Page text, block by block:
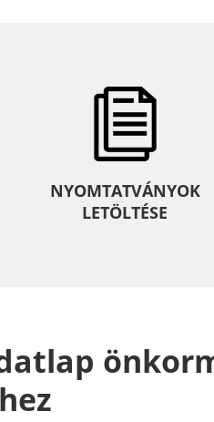
NYOMTATVÁNYOK
LETÖLTÉSE